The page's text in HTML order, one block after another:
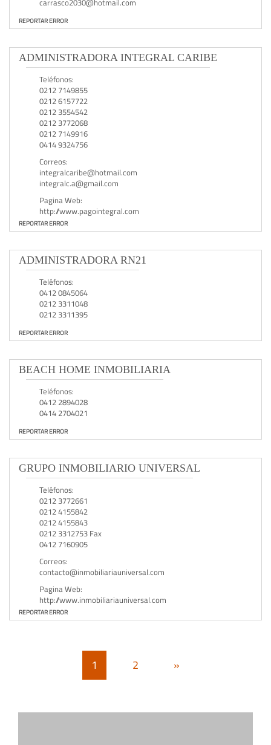
carrasco2030@hotmail.com
REPORTAR ERROR
ADMINISTRADORA INTEGRAL CARIBE
Teléfonos:
0212 7149855
0212 6157722
0212 3554542
0212 3772068
0212 7149916
0414 9324756
Correos:
integralcaribe@hotmail.com
integralc.a@gmail.com
Pagina Web:
http://www.pagointegral.com
REPORTAR ERROR
ADMINISTRADORA RN21
Teléfonos:
0412 0845064
0212 3311048
0212 3311395
REPORTAR ERROR
BEACH HOME INMOBILIARIA
Teléfonos:
0412 2894028
0414 2704021
REPORTAR ERROR
GRUPO INMOBILIARIO UNIVERSAL
Teléfonos:
0212 3772661
0212 4155842
0212 4155843
0212 3312753 Fax
0412 7160905
Correos:
contacto@inmobiliariauniversal.com
Pagina Web:
http://www.inmobiliariauniversal.com
REPORTAR ERROR
1 2 »